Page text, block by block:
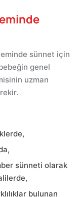
sünnet için
genel
uzman
sünneti olarak
bulunan